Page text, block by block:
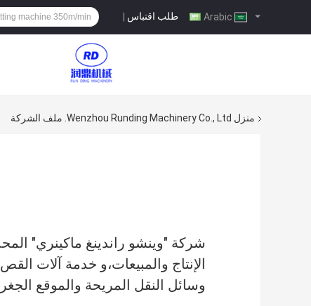
طلب اقتباس |
منزل Wenzhou Runding Machinery Co., Ltd. ملف الشركة
شركة "وينشو راندينغ ماكينري"
وسائل النقل المريحة والموقع